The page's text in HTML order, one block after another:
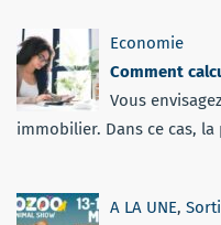
Economie
Comment
Vous
immobilier. Dans ce cas, la
A LA UNE,